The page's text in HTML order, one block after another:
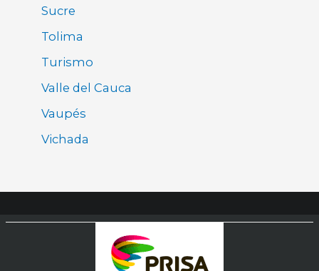
Sucre
Tolima
Turismo
Valle del Cauca
Vaupés
Vichada